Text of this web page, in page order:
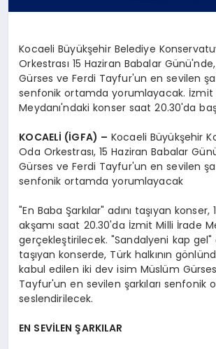
Kocaeli Büyükşehir Belediye
Orkestrası 15 Haziran Babalar
Gürses ve Ferdi Tayfur'un en sevilen
senfonik ortamda yorumlayacak. İzmit
Meydanı'ndaki konser saat 20.30'da
KOCAELİ (İGFA) – Kocaeli Büyükşehir
Oda Orkestrası, 15 Haziran Babalar
Gürses ve Ferdi Tayfur'un en sevilen
senfonik ortamda yorumlayacak
"En Baba Şarkılar" adını taşıyan konser,
akşamı saat 20.30'da İzmit Milli İrade
gerçekleştirilecek. "Sandalyeni kap gel"
taşıyan konserde, Türk halkının
kabul edilen iki dev isim Müslüm
Tayfur'un en sevilen şarkıları senfonik
seslendirilecek.
EN SEVİLEN ŞARKILAR